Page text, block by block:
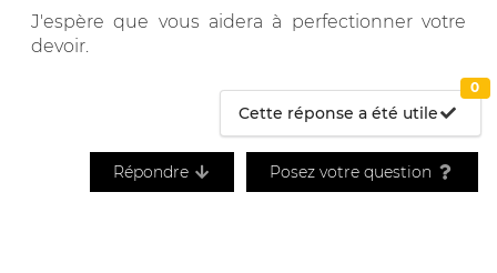
J'espère que vous aidera à perfectionner votre
devoir.
Cette réponse a été utile
0
Répondre Posez votre question